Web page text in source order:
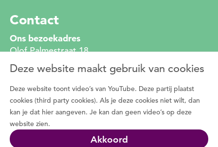
Deze website maakt gebruik van cookies
Deze website toont video’s van YouTube. Deze partij plaatst
cookies (third party cookies). Als je deze cookies niet wilt, dan
kan je dat hier aangeven. Je kan dan geen video’s op deze
website zien.
Akkoord
Contact
Ons bezoekadres
Olof Palmestraat 18
2616 LR Delft
010 272 2222
info@degroenemotorzh.nl
Wat is De Groene Motor
Duizenden vrijwilligers zetten zich dagelijks in
voor de natuur, het groen in de buurt en de
natuurbeleving met bewoners. Programma De